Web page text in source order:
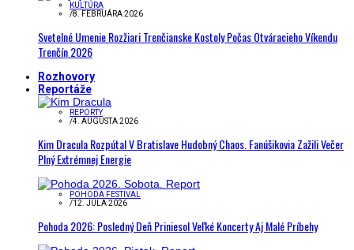
KULTÚRA
/8. FEBRUÁRA 2026
Svetelné Umenie Rozžiari Trenčianske Kostoly Počas Otváracieho Víkendu
Trenčín 2026
Rozhovory
Reportáže
REPORTY
/4. AUGUSTA 2026
Kim Dracula Rozpútal V Bratislave Hudobný Chaos. Fanúšikovia Zažili Večer
Plný Extrémnej Energie
POHODA FESTIVAL
/12. JÚLA 2026
Pohoda 2026: Posledný Deň Priniesol Veľké Koncerty Aj Malé Príbehy